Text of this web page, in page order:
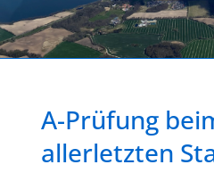
A-Prüfung
allerletzten